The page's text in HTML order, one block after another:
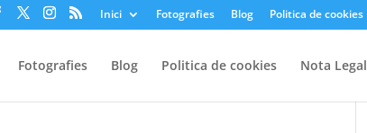
Inici Fotografies Blog Politica de cookies
Fotografies Blog Politica de cookies Nota Legal